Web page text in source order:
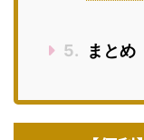
5. まとめ